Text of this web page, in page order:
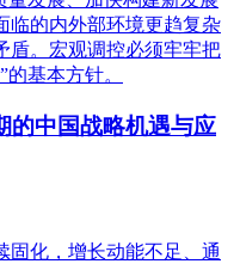
临的内外部环境更趋复杂
盾。宏观调控必须牢牢把
基本方针。
的中国战略机遇与应
固化，增长动能不足、通